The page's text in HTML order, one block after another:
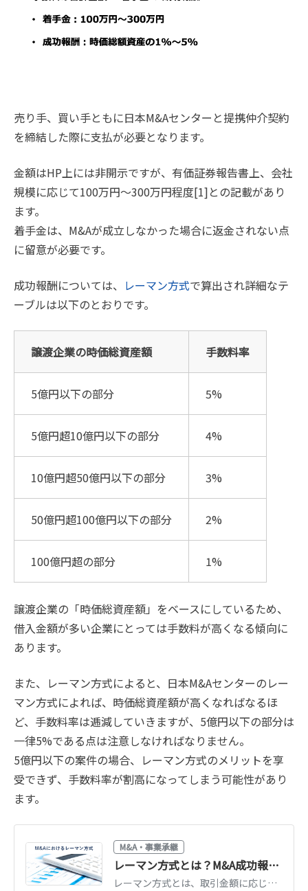
売り手、買い手ともに日本M&Aセンターと提携仲介契約
を締結した際に支払が必要となります。
金額はHP上には非開示ですが、有価証券報告書上、会社
規模に応じて100万円～300万円程度[1]との記載があり
ます。
着手金は、M&Aが成立しなかった場合に返金されない点
に留意が必要です。
成功報酬については、 レーマン方式で算出され詳細なテ
ーブルは以下のとおりです。
譲渡企業の時価総資産額 手数料率
5億円以下の部分 5%
5億円超10億円以下の部分 4%
10億円超50億円以下の部分 3%
50億円超100億円以下の部分 2%
100億円超の部分 1%
譲渡企業の「時価総資産額」をベースにしているため、
借入金額が多い企業にとっては手数料が高くなる傾向に
あります。
また、レーマン方式によると、日本M&Aセンターのレー
マン方式によれば、時価総資産額が高くなればなるほ
ど、手数料率は逓減していきますが、5億円以下の部分は
一律5%である点は注意しなければなりません。
5億円以下の案件の場合、レーマン方式のメリットを享
受できず、手数料率が割高になってしまう可能性があり
ます。
M&A・事業承継
レーマン方式とは？M&A成功報酬の計算式・種類・注意点をわかりやすく解説
レーマン方式とは、取引金額に応じた料率でM&Aの成功報酬を計算する方式です。計算式と具体例、基準となる金額（株価・移動総資産等）による違い、注意点を解説します。